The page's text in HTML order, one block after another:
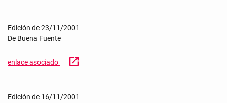
Edición de 23/11/2001
De Buena Fuente
enlace asociado open_in_new
Edición de 16/11/2001